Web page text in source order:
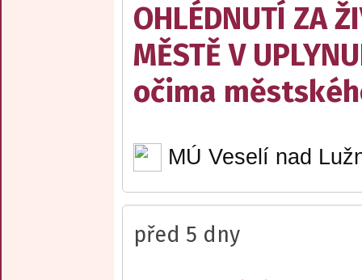
OHLÉDNUTÍ ZA
MĚSTĚ V
očima
MÚ Veselí nad
před 5 dny